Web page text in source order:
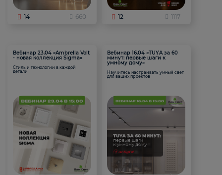
14 660 12 1117
Вебинар 23.04 «Ambrella Volt
- новая коллекция Sigma»
Стиль и технологии в каждой
детали
Вебинар 16.04 «TUYA за 60
минут: первые шаги к
умному дому»
Научитесь настраивать умный свет
для ваших проектов